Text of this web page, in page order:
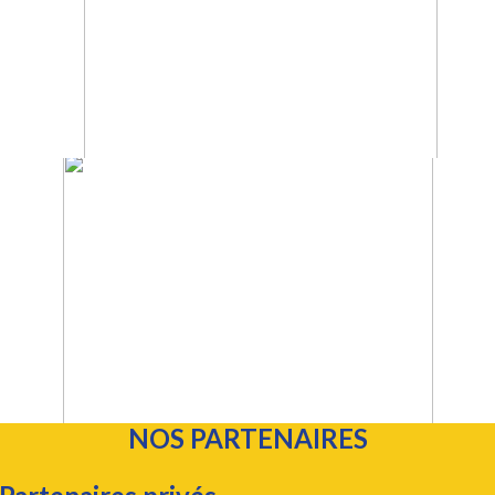
NOS PARTENAIRES